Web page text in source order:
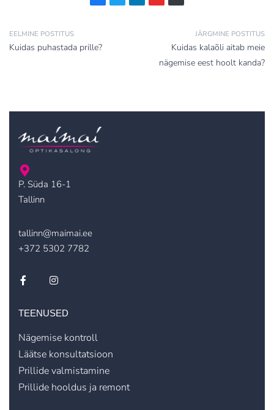
EELMINE POSTITUS
Kuidas puhastada prille?
JÄRGMINE POSTITUS
Kuidas kalaõli aitab meie
nägemise eest hoolt kanda?
P. Süda 16-1
Tallinn
tallinn@maimai.ee
+372 5302 7782
TEENUSED
Nägemise kontroll
Läätse konsultatsioon
Prillide valmistamine
Prillide hooldus ja remont